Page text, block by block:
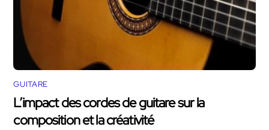
GUITARE
L’impact des cordes de guitare sur la
composition et la créativité